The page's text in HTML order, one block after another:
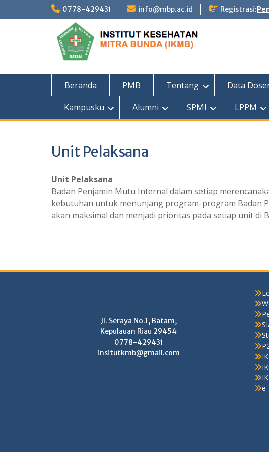
0778-429431 info@mbp.ac.id Registrasi:
Beranda PMB Tentang Data
Kampusku
Alumni SPMI LPPM
Unit Pelaksana
Unit Pelaksana
Badan Penjamin Mutu Internal dalam setiap
kebutuhan untuk menunjang program-program Badan
akan maksimal dan menjadi prioritas pada setiap unit
Jl. Seraya No.1, Batam,
Kepulauan Riau 29454
0778-429431
insitutkmb@gmail.com